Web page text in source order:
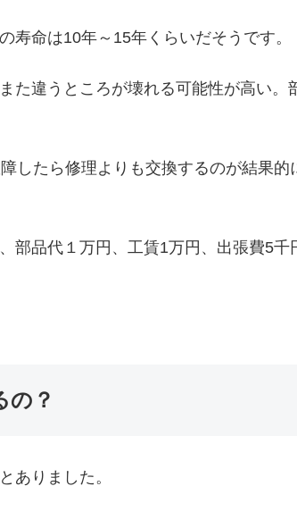
寿命は10年～15年くらいだそうです。
た違うところが壊れる可能性が高い。
したら修理よりも交換するのが結果的
部品代１万円、工賃1万円、出張費5千
の？
ありました。